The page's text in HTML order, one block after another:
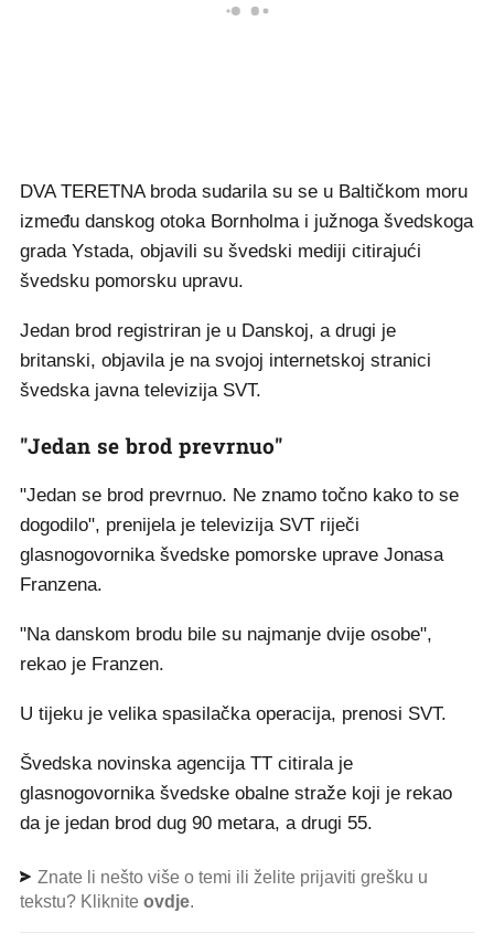
DVA TERETNA broda sudarila su se u Baltičkom moru
između danskog otoka Bornholma i južnoga švedskoga
grada Ystada, objavili su švedski mediji citirajući
švedsku pomorsku upravu.
Jedan brod registriran je u Danskoj, a drugi je
britanski, objavila je na svojoj internetskoj stranici
švedska javna televizija SVT.
"Jedan se brod prevrnuo"
"Jedan se brod prevrnuo. Ne znamo točno kako to se
dogodilo", prenijela je televizija SVT riječi
glasnogovornika švedske pomorske uprave Jonasa
Franzena.
"Na danskom brodu bile su najmanje dvije osobe",
rekao je Franzen.
U tijeku je velika spasilačka operacija, prenosi SVT.
Švedska novinska agencija TT citirala je
glasnogovornika švedske obalne straže koji je rekao
da je jedan brod dug 90 metara, a drugi 55.
Znate li nešto više o temi ili želite prijaviti grešku u
tekstu? Kliknite ovdje.